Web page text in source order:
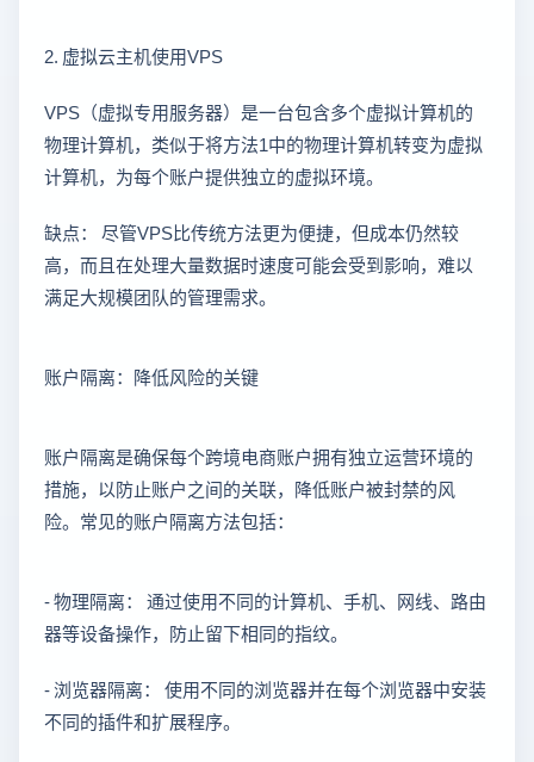
2. 虚拟云主机使用VPS
VPS（虚拟专用服务器）是一台包含多个虚拟计算机的
物理计算机，类似于将方法1中的物理计算机转变为虚拟
计算机，为每个账户提供独立的虚拟环境。
缺点： 尽管VPS比传统方法更为便捷，但成本仍然较
高，而且在处理大量数据时速度可能会受到影响，难以
满足大规模团队的管理需求。
账户隔离：降低风险的关键
账户隔离是确保每个跨境电商账户拥有独立运营环境的
措施，以防止账户之间的关联，降低账户被封禁的风
险。常见的账户隔离方法包括：
- 物理隔离： 通过使用不同的计算机、手机、网线、路由
器等设备操作，防止留下相同的指纹。
- 浏览器隔离： 使用不同的浏览器并在每个浏览器中安装
不同的插件和扩展程序。